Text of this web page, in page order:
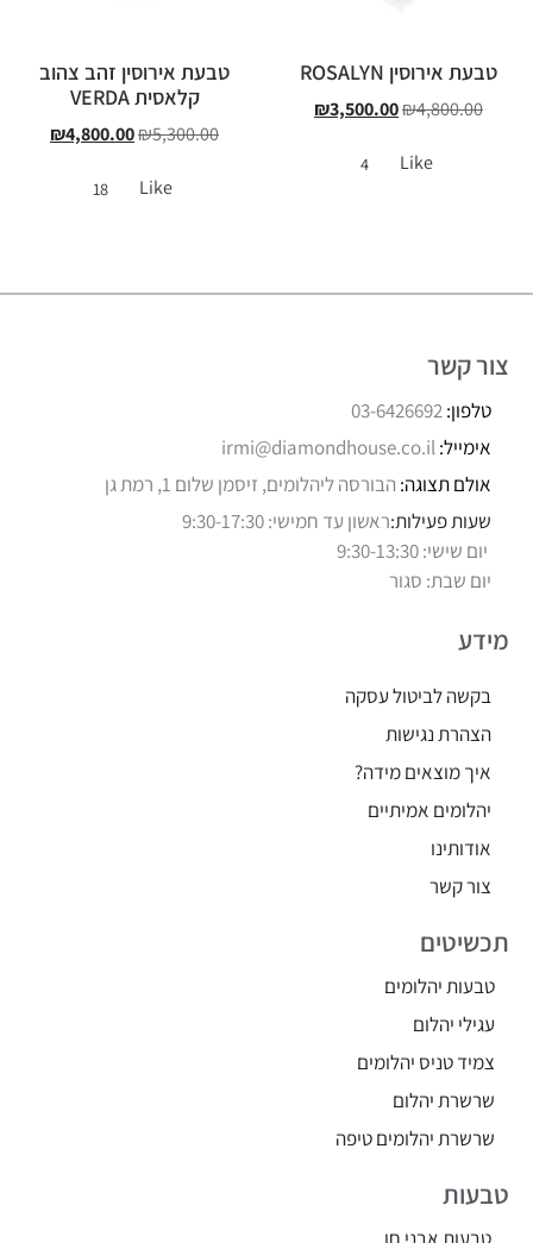
טבעת אירוסין ROSALYN
₪4,800.00
₪3,500.00
Like
טבעת אירוסין זהב צהוב
קלאסית VERDA
₪5,300.00
₪4,800.00
Like
18
צור קשר
טלפון:03-6426692
אימייל:irmi@diamondhouse.co.il
אולם תצוגה:הבורסה ליהלומים, זיסמן שלום 1, רמת גן
שעות פעילות:ראשון עד חמישי: 9:30-17:30
יום שישי: 9:30-13:30
יום שבת: סגור
מידע
בקשה לביטול עסקה
הצהרת נגישות
איך מוצאים מידה?
יהלומים אמיתיים
אודותינו
צור קשר
תכשיטים
טבעות יהלומים
עגילי יהלום
צמיד טניס יהלומים
שרשרת יהלום
שרשרת יהלומים טיפה
טבעות